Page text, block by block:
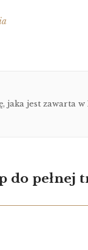
jaka jest zawarta w
do pełnej